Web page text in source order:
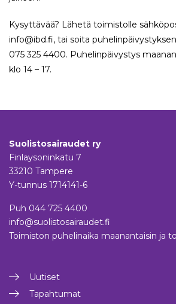
Kysyttävää? Lähetä toimistolle
info@ibd.fi, tai soita
075 325 4400. Puhelinpäivystys
klo 14 – 17.
Suolistosairaudet ry
Finlaysoninkatu 7
33210 Tampere
Y-tunnus 1714141-6
Puh 044 725 4400
info@suolistosairaudet.fi
Toimiston puhelinaika maanantaisin ja
Uutiset
Tapahtumat